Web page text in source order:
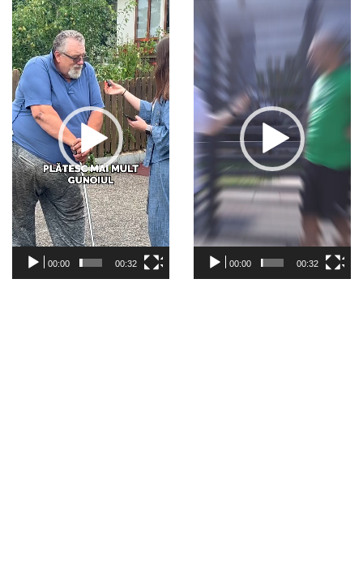
Video
Player
00:00 00:32
Video
Player
00:00 00:32